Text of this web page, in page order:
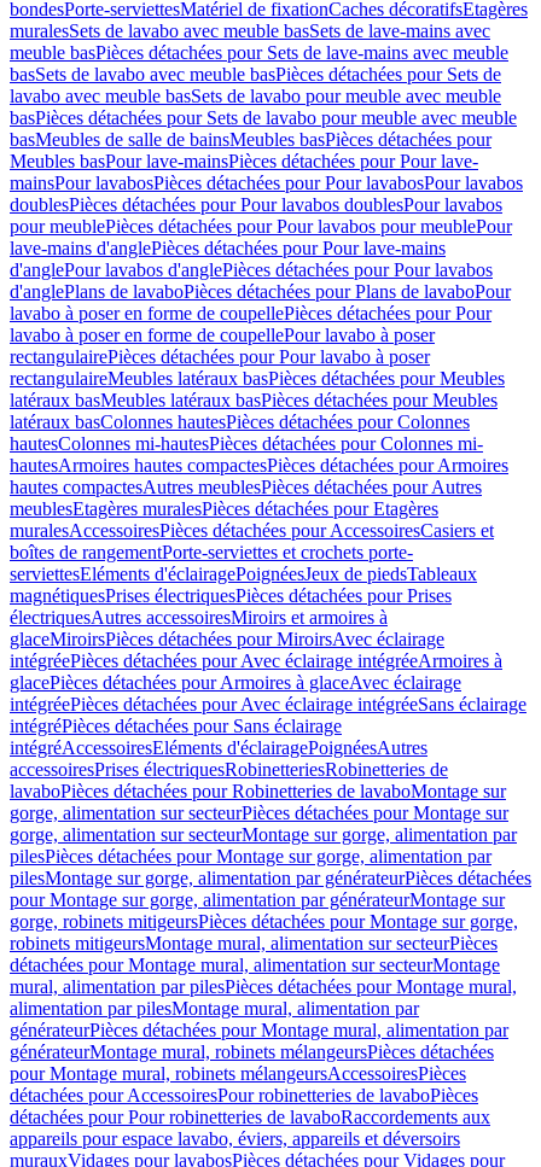
bondesPorte-serviettesMatériel de fixationCaches décoratifsEtagères
muralesSets de lavabo avec meuble basSets de lave-mains avec
meuble basPièces détachées pour Sets de lave-mains avec meuble
basSets de lavabo avec meuble basPièces détachées pour Sets de
lavabo avec meuble basSets de lavabo pour meuble avec meuble
basPièces détachées pour Sets de lavabo pour meuble avec meuble
basMeubles de salle de bainsMeubles basPièces détachées pour
Meubles basPour lave-mainsPièces détachées pour Pour lave-
mainsPour lavabosPièces détachées pour Pour lavabosPour lavabos
doublesPièces détachées pour Pour lavabos doublesPour lavabos
pour meublePièces détachées pour Pour lavabos pour meublePour
lave-mains d'anglePièces détachées pour Pour lave-mains
d'anglePour lavabos d'anglePièces détachées pour Pour lavabos
d'anglePlans de lavaboPièces détachées pour Plans de lavaboPour
lavabo à poser en forme de coupellePièces détachées pour Pour
lavabo à poser en forme de coupellePour lavabo à poser
rectangulairePièces détachées pour Pour lavabo à poser
rectangulaireMeubles latéraux basPièces détachées pour Meubles
latéraux basMeubles latéraux basPièces détachées pour Meubles
latéraux basColonnes hautesPièces détachées pour Colonnes
hautesColonnes mi-hautesPièces détachées pour Colonnes mi-
hautesArmoires hautes compactesPièces détachées pour Armoires
hautes compactesAutres meublesPièces détachées pour Autres
meublesEtagères muralesPièces détachées pour Etagères
muralesAccessoiresPièces détachées pour AccessoiresCasiers et
boîtes de rangementPorte-serviettes et crochets porte-
serviettesEléments d'éclairagePoignéesJeux de piedsTableaux
magnétiquesPrises électriquesPièces détachées pour Prises
électriquesAutres accessoiresMiroirs et armoires à
glaceMiroirsPièces détachées pour MiroirsAvec éclairage
intégréePièces détachées pour Avec éclairage intégréeArmoires à
glacePièces détachées pour Armoires à glaceAvec éclairage
intégréePièces détachées pour Avec éclairage intégréeSans éclairage
intégréPièces détachées pour Sans éclairage
intégréAccessoiresEléments d'éclairagePoignéesAutres
accessoiresPrises électriquesRobinetteriesRobinetteries de
lavaboPièces détachées pour Robinetteries de lavaboMontage sur
gorge, alimentation sur secteurPièces détachées pour Montage sur
gorge, alimentation sur secteurMontage sur gorge, alimentation par
pilesPièces détachées pour Montage sur gorge, alimentation par
pilesMontage sur gorge, alimentation par générateurPièces détachées
pour Montage sur gorge, alimentation par générateurMontage sur
gorge, robinets mitigeursPièces détachées pour Montage sur gorge,
robinets mitigeursMontage mural, alimentation sur secteurPièces
détachées pour Montage mural, alimentation sur secteurMontage
mural, alimentation par pilesPièces détachées pour Montage mural,
alimentation par pilesMontage mural, alimentation par
générateurPièces détachées pour Montage mural, alimentation par
générateurMontage mural, robinets mélangeursPièces détachées
pour Montage mural, robinets mélangeursAccessoiresPièces
détachées pour AccessoiresPour robinetteries de lavaboPièces
détachées pour Pour robinetteries de lavaboRaccordements aux
appareils pour espace lavabo, éviers, appareils et déversoirs
murauxVidages pour lavabosPièces détachées pour Vidages pour